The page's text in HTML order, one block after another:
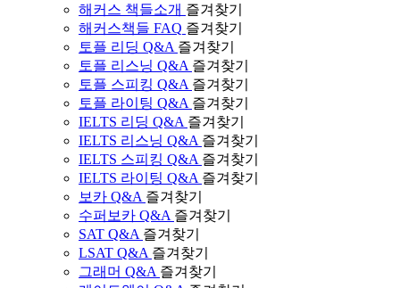
해커스 책들소개 즐겨찾기
해커스책들 FAQ 즐겨찾기
토플 리딩 Q&A 즐겨찾기
토플 리스닝 Q&A 즐겨찾기
토플 스피킹 Q&A 즐겨찾기
토플 라이팅 Q&A 즐겨찾기
IELTS 리딩 Q&A 즐겨찾기
IELTS 리스닝 Q&A 즐겨찾기
IELTS 스피킹 Q&A 즐겨찾기
IELTS 라이팅 Q&A 즐겨찾기
보카 Q&A 즐겨찾기
수퍼보카 Q&A 즐겨찾기
SAT Q&A 즐겨찾기
LSAT Q&A 즐겨찾기
그래머 Q&A 즐겨찾기